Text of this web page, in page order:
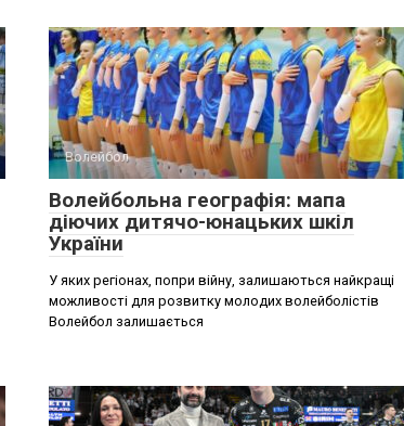
Волейбол
Волейбольна географія: мапа
діючих дитячо-юнацьких шкіл
України
У яких регіонах, попри війну, залишаються найкращі
можливості для розвитку молодих волейболістів
Волейбол залишається